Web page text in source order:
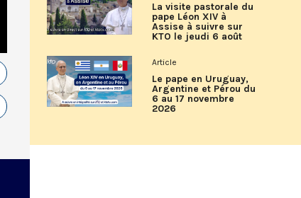
La visite pastorale du
pape Léon XIV à
Assise à suivre sur
KTO le jeudi 6 août
Article
Le pape en Uruguay,
Argentine et Pérou du
6 au 17 novembre
2026